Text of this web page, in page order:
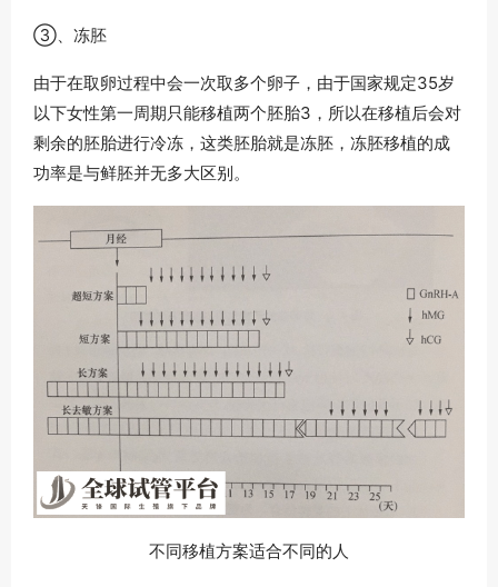
③、冻胚
由于在取卵过程中会一次取多个卵子，由于国家规定35岁
以下女性第一周期只能移植两个胚胎3，所以在移植后会对
剩余的胚胎进行冷冻，这类胚胎就是冻胚，冻胚移植的成
功率是与鲜胚并无多大区别。
不同移植方案适合不同的人